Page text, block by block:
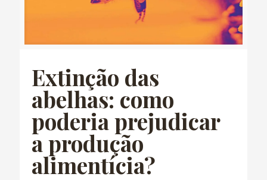
Extinção das
abelhas: como
poderia prejudicar
a produção
alimentícia?